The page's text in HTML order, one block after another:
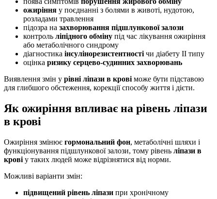
ожиріння у поєднанні з болями в животі, нудотою,
розладами травлення
підозра на захворювання підшлункової залози
контроль ліпідного обміну під час лікування ожиріння
або метаболічного синдрому
діагностика інсулінорезистентності чи діабету ІІ типу
оцінка ризику серцево-судинних захворювань
Виявлення змін у рівні ліпази в крові може бути підставою
для глибшого обстеження, корекції способу життя і дієти.
Як ожиріння впливає на рівень ліпази
в крові
Ожиріння змінює гормональний фон, метаболічні шляхи і
функціонування підшлункової залози, тому рівень ліпази в
крові у таких людей може відрізнятися від норми.
Можливі варіанти змін:
підвищений рівень ліпази при хронічному